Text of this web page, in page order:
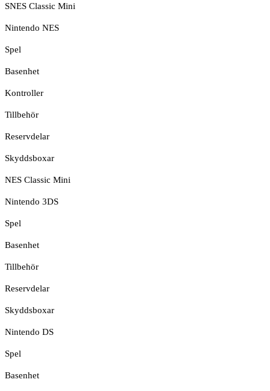
SNES Classic Mini
Nintendo NES
Spel
Basenhet
Kontroller
Tillbehör
Reservdelar
Skyddsboxar
NES Classic Mini
Nintendo 3DS
Spel
Basenhet
Tillbehör
Reservdelar
Skyddsboxar
Nintendo DS
Spel
Basenhet